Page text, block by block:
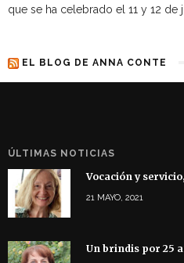
que se ha celebrado el 11 y 12 de
EL BLOG DE ANNA CONTE
ÚLTIMAS NOTICIAS
Vocación y
21 MAYO, 2021
Un brindis por 25